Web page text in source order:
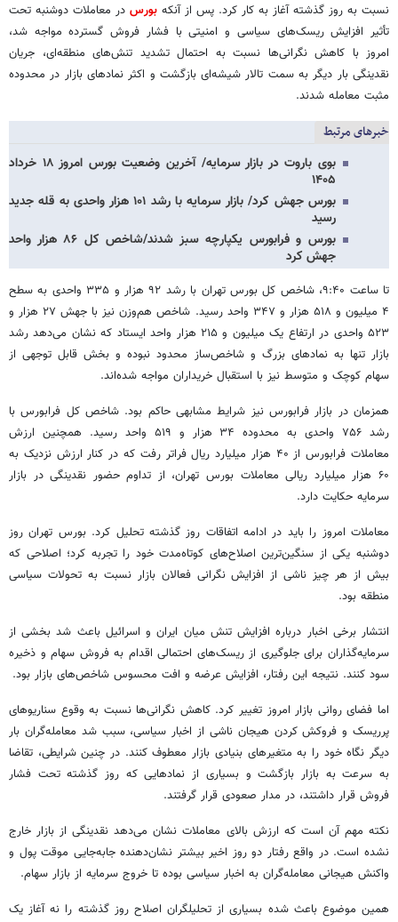
نسبت به روز گذشته آغاز به کار کرد. پس از آنکه بورس در معاملات دوشنبه تحت
تأثیر افزایش ریسک‌های سیاسی و امنیتی با فشار فروش گسترده مواجه شد،
امروز با کاهش نگرانی‌ها نسبت به احتمال تشدید تنش‌های منطقه‌ای، جریان
نقدینگی بار دیگر به سمت تالار شیشه‌ای بازگشت و اکثر نمادهای بازار در محدوده
مثبت معامله شدند.
خبرهای مرتبط
بوی باروت در بازار سرمایه/ آخرین وضعیت بورس امروز ۱۸ خرداد
۱۴۰۵
بورس جهش کرد/ بازار سرمایه با رشد ۱۰۱ هزار واحدی به قله جدید
رسید
بورس و فرابورس یکپارچه سبز شدند/شاخص کل ۸۶ هزار واحد
جهش کرد
تا ساعت ۹:۴۰، شاخص کل بورس تهران با رشد ۹۲ هزار و ۳۳۵ واحدی به سطح
۴ میلیون و ۵۱۸ هزار و ۳۴۷ واحد رسید. شاخص هم‌وزن نیز با جهش ۲۷ هزار و
۵۲۳ واحدی در ارتفاع یک میلیون و ۲۱۵ هزار واحد ایستاد که نشان می‌دهد رشد
بازار تنها به نمادهای بزرگ و شاخص‌ساز محدود نبوده و بخش قابل توجهی از
سهام کوچک و متوسط نیز با استقبال خریداران مواجه شده‌اند.
همزمان در بازار فرابورس نیز شرایط مشابهی حاکم بود. شاخص کل فرابورس با
رشد ۷۵۶ واحدی به محدوده ۳۴ هزار و ۵۱۹ واحد رسید. همچنین ارزش
معاملات فرابورس از ۴۰ هزار میلیارد ریال فراتر رفت که در کنار ارزش نزدیک به
۶۰ هزار میلیارد ریالی معاملات بورس تهران، از تداوم حضور نقدینگی در بازار
سرمایه حکایت دارد.
معاملات امروز را باید در ادامه اتفاقات روز گذشته تحلیل کرد. بورس تهران روز
دوشنبه یکی از سنگین‌ترین اصلاح‌های کوتاه‌مدت خود را تجربه کرد؛ اصلاحی که
بیش از هر چیز ناشی از افزایش نگرانی فعالان بازار نسبت به تحولات سیاسی
منطقه بود.
انتشار برخی اخبار درباره افزایش تنش میان ایران و اسرائیل باعث شد بخشی از
سرمایه‌گذاران برای جلوگیری از ریسک‌های احتمالی اقدام به فروش سهام و ذخیره
سود کنند. نتیجه این رفتار، افزایش عرضه و افت محسوس شاخص‌های بازار بود.
اما فضای روانی بازار امروز تغییر کرد. کاهش نگرانی‌ها نسبت به وقوع سناریوهای
پرریسک و فروکش کردن هیجان ناشی از اخبار سیاسی، سبب شد معامله‌گران بار
دیگر نگاه خود را به متغیرهای بنیادی بازار معطوف کنند. در چنین شرایطی، تقاضا
به سرعت به بازار بازگشت و بسیاری از نمادهایی که روز گذشته تحت فشار
فروش قرار داشتند، در مدار صعودی قرار گرفتند.
نکته مهم آن است که ارزش بالای معاملات نشان می‌دهد نقدینگی از بازار خارج
نشده است. در واقع رفتار دو روز اخیر بیشتر نشان‌دهنده جابه‌جایی موقت پول و
واکنش هیجانی معامله‌گران به اخبار سیاسی بوده تا خروج سرمایه از بازار سهام.
همین موضوع باعث شده بسیاری از تحلیلگران اصلاح روز گذشته را نه آغاز یک